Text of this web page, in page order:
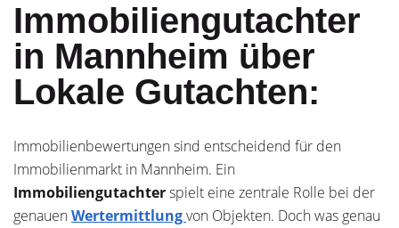
Immobiliengutachter
in Mannheim über
Lokale Gutachten:
Immobilienbewertungen sind entscheidend für den
Immobilienmarkt in Mannheim. Ein
Immobiliengutachterspielt eine zentrale Rolle bei der
genauenWertermittlungvon Objekten. Doch was genau